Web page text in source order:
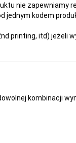
nie zapewniamy
jednym kodem
printing, itd) jeżeli
kombinacji